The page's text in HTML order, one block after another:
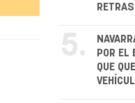
5.
POR EL
QUE